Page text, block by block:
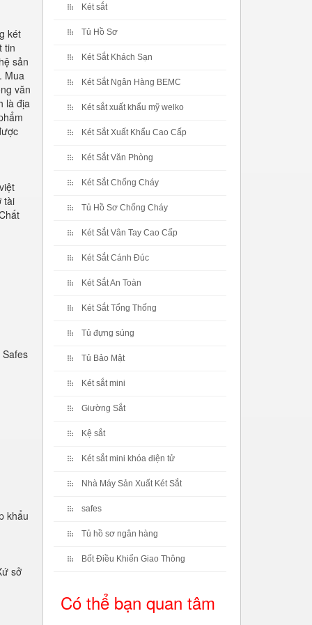
két
tin
sản
Mua
văn
là địa
tài
khẩu
sở
Két sắt
Tủ Hồ Sơ
Két Sắt Khách Sạn
Két Sắt Ngân Hàng BEMC
Két sắt xuất khẩu mỹ welko
Két Sắt Xuất Khẩu Cao Cấp
Két Sắt Văn Phòng
Két Sắt Chống Cháy
Tủ Hồ Sơ Chống Cháy
Két Sắt Vân Tay Cao Cấp
Két Sắt Cánh Đúc
Két Sắt An Toàn
Két Sắt Tổng Thống
Tủ đựng súng
Tủ Bảo Mật
Két sắt mini
Giường Sắt
Kệ sắt
Két sắt mini khóa điện tử
Nhà Máy Sản Xuất Két Sắt
safes
Tủ hồ sơ ngân hàng
Bốt Điều Khiển Giao Thông
Có thể bạn quan tâm